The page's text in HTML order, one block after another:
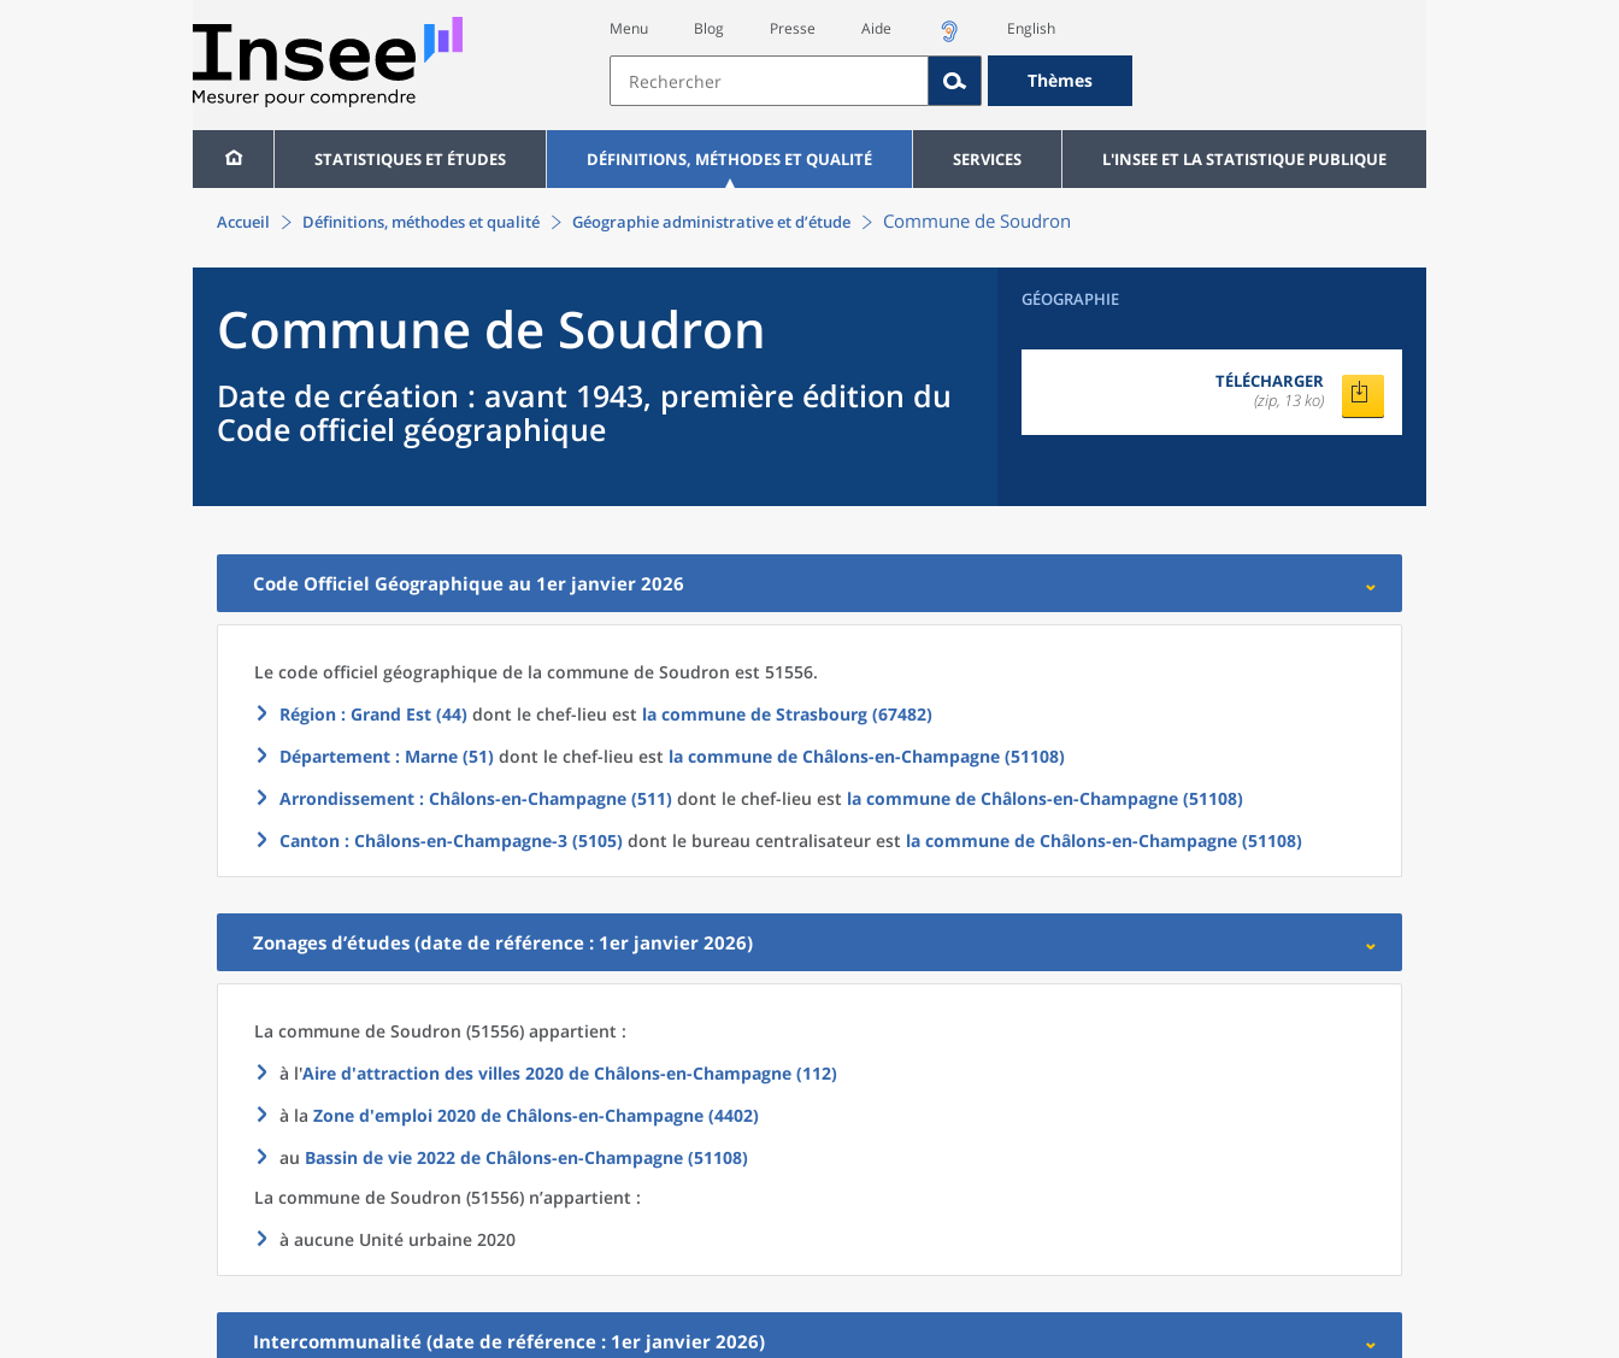
Menu Blog Presse Aide English
Thèmes
STATISTIQUES ET ÉTUDES DÉFINITIONS, MÉTHODES ET QUALITÉ SERVICES L'INSEE ET LA STATISTIQUE PUBLIQUE
Accueil Définitions, méthodes et qualité Géographie administrative et d’étude Commune de Soudron
Commune de Soudron
Date de création : avant 1943, première édition du
Code officiel géographique
GÉOGRAPHIE
TÉLÉCHARGER
(zip, 13 ko)
Code Officiel Géographique au 1er janvier 2026
Le code officiel géographique de la commune de Soudron est 51556.
Région : Grand Est (44) dont le chef-lieu est la commune de Strasbourg (67482)
Département : Marne (51) dont le chef-lieu est la commune de Châlons-en-Champagne (51108)
Arrondissement : Châlons-en-Champagne (511) dont le chef-lieu est la commune de Châlons-en-Champagne (51108)
Canton : Châlons-en-Champagne-3 (5105) dont le bureau centralisateur est la commune de Châlons-en-Champagne (51108)
Zonages d’études (date de référence : 1er janvier 2026)
La commune de Soudron (51556) appartient :
à l'Aire d'attraction des villes 2020 de Châlons-en-Champagne (112)
à la Zone d'emploi 2020 de Châlons-en-Champagne (4402)
au Bassin de vie 2022 de Châlons-en-Champagne (51108)
La commune de Soudron (51556) n’appartient :
à aucune Unité urbaine 2020
Intercommunalité (date de référence : 1er janvier 2026)